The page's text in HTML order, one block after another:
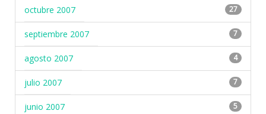
octubre 2007 27
septiembre 2007 7
agosto 2007 4
julio 2007 7
junio 2007 5